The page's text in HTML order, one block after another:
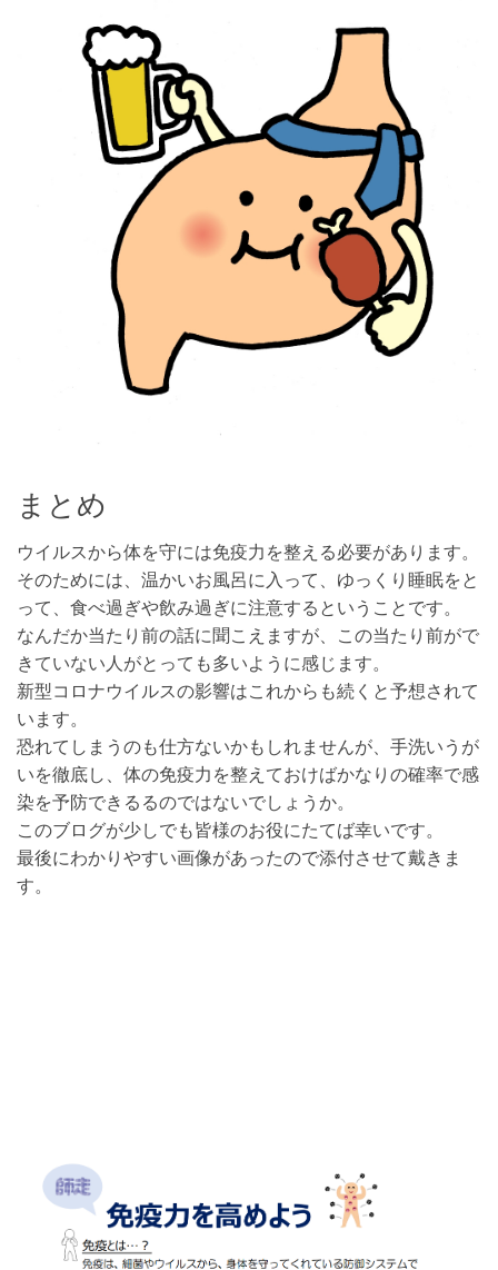
まとめ
ウイルスから体を守には免疫力を整える必要があります。
そのためには、温かいお風呂に入って、ゆっくり睡眠をと
って、食べ過ぎや飲み過ぎに注意するということです。
なんだか当たり前の話に聞こえますが、この当たり前がで
きていない人がとっても多いように感じます。
新型コロナウイルスの影響はこれからも続くと予想されて
います。
恐れてしまうのも仕方ないかもしれませんが、手洗いうが
いを徹底し、体の免疫力を整えておけばかなりの確率で感
染を予防できるるのではないでしょうか。
このブログが少しでも皆様のお役にたてば幸いです。
最後にわかりやすい画像があったので添付させて戴きま
す。